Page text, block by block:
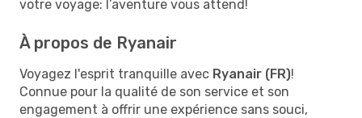
votre voyage: l’aventure vous attend!
À propos de Ryanair
Voyagez l'esprit tranquille avec Ryanair (FR)!
Connue pour la qualité de son service et son
engagement à offrir une expérience sans souci,